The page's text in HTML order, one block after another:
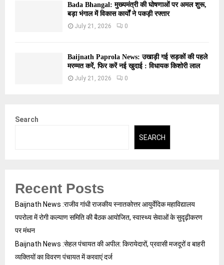
Bada Bhangal: मुख्यमंत्री की घोषणाओं पर अमल शुरू,
बड़ा भंगाल में विकास कार्यों ने पकड़ी रफ्तार
July 21, 2026 0
Baijnath Paprola News: उखाड़ी गई सड़कों की पहले
मरम्मत करें, फिर करें नई खुदाई : विधायक किशोरी लाल
July 21, 2026 0
Search
SEARCH
Recent Posts
Baijnath News :राजीव गांधी राजकीय स्नातकोत्तर आयुर्वेदिक महाविद्यालय
पपरोला में रोगी कल्याण समिति की बैठक आयोजित, स्वास्थ्य सेवाओं के सुदृढ़ीकरण
पर मंथन
Baijnath News :सेहल पंचायत की अपील: किरायेदारों, प्रवासी मजदूरों व बाहरी
व्यक्तियों का विवरण पंचायत में करवाएं दर्ज